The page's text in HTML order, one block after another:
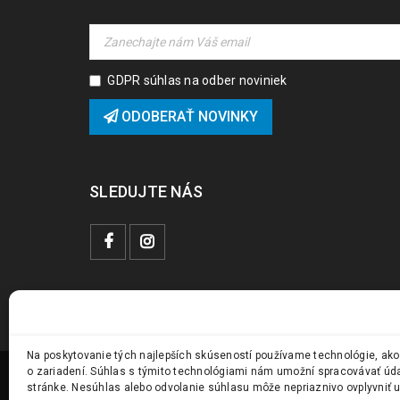
Na poskytovanie tých najlepších skúseností používame technológie,
o zariadení. Súhlas s týmito technológiami nám umožní spracovávať
stránke. Nesúhlas alebo odvolanie súhlasu môže nepriaznivo ovplyvniť
GDPR súhlas na odber noviniek
ODOBERAŤ NOVINKY
SLEDUJTE NÁS